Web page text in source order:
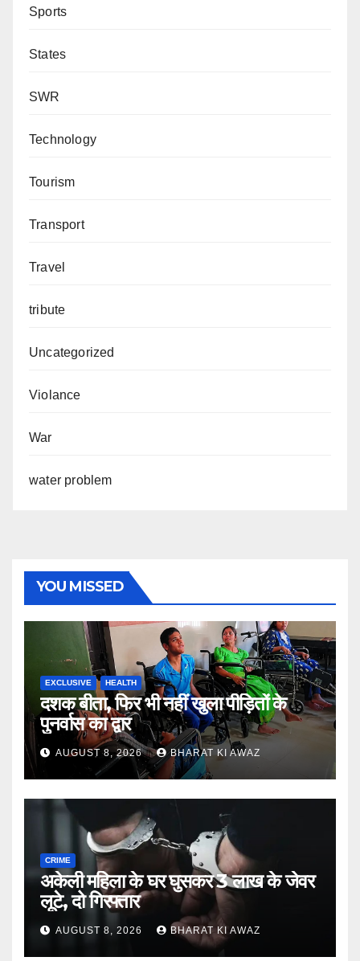
Sports
States
SWR
Technology
Tourism
Transport
Travel
tribute
Uncategorized
Violance
War
water problem
YOU MISSED
EXCLUSIVE HEALTH
दशक बीता, फिर भी नहीं खुला पीड़ितों के
पुनर्वास का द्वार
AUGUST 8, 2026 BHARAT KI AWAZ
CRIME
अकेली महिला के घर घुसकर 3 लाख के जेवर
लूटे, दो गिरफ्तार
AUGUST 8, 2026 BHARAT KI AWAZ